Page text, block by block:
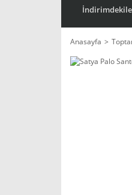
Anasayfa